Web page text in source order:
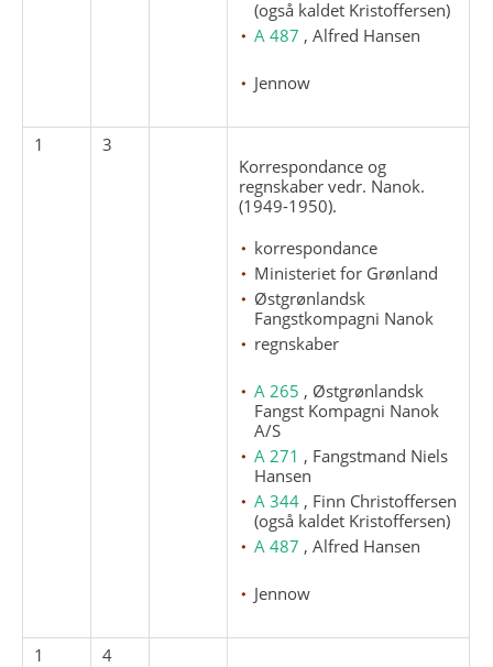
(også kaldet Kristoffersen)
A 487 , Alfred Hansen
Jennow
1
3
Korrespondance og
regnskaber vedr. Nanok.
(1949-1950).
korrespondance
Ministeriet for Grønland
Østgrønlandsk
Fangstkompagni Nanok
regnskaber
A 265 , Østgrønlandsk
Fangst Kompagni Nanok
A/S
A 271 , Fangstmand Niels
Hansen
A 344 , Finn Christoffersen
(også kaldet Kristoffersen)
A 487 , Alfred Hansen
Jennow
1
4